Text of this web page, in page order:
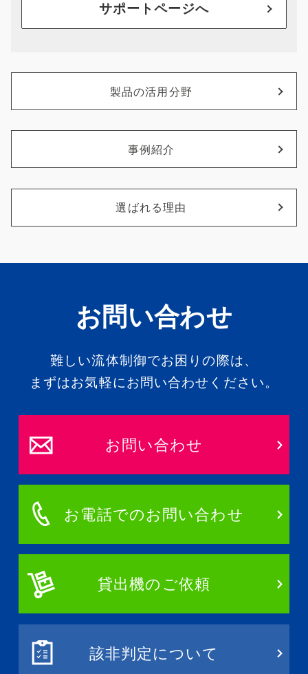
サポートページへ
製品の活用分野
事例紹介
選ばれる理由
お問い合わせ
難しい流体制御でお困りの際は、
まずはお気軽にお問い合わせください。
お問い合わせ
お電話でのお問い合わせ
貸出機のご依頼
該非判定について